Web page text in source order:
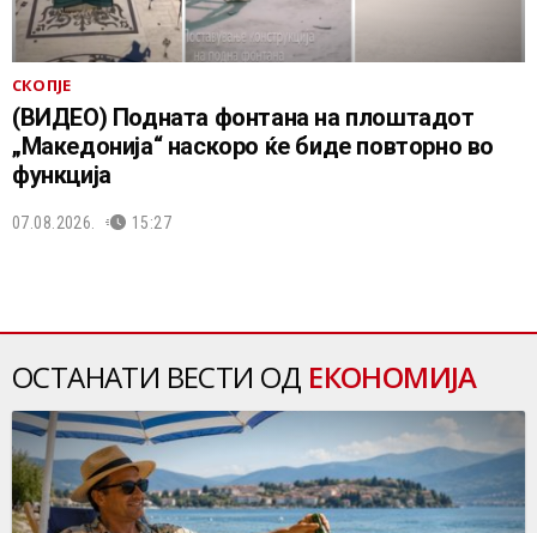
СКОПЈЕ
(ВИДЕО) Подната фонтана на плоштадот
„Македонија“ наскоро ќе биде повторно во
функција
07.08.2026. 15:27
ОСТАНАТИ ВЕСТИ ОД ЕКОНОМИЈА